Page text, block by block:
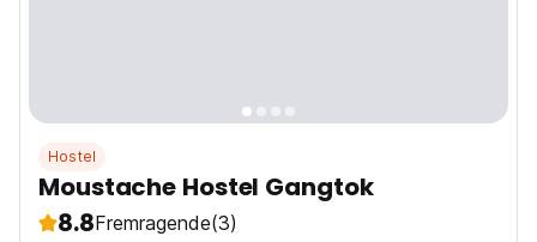
Hostel
Moustache Hostel Gangtok
8.8Fremragende(3)